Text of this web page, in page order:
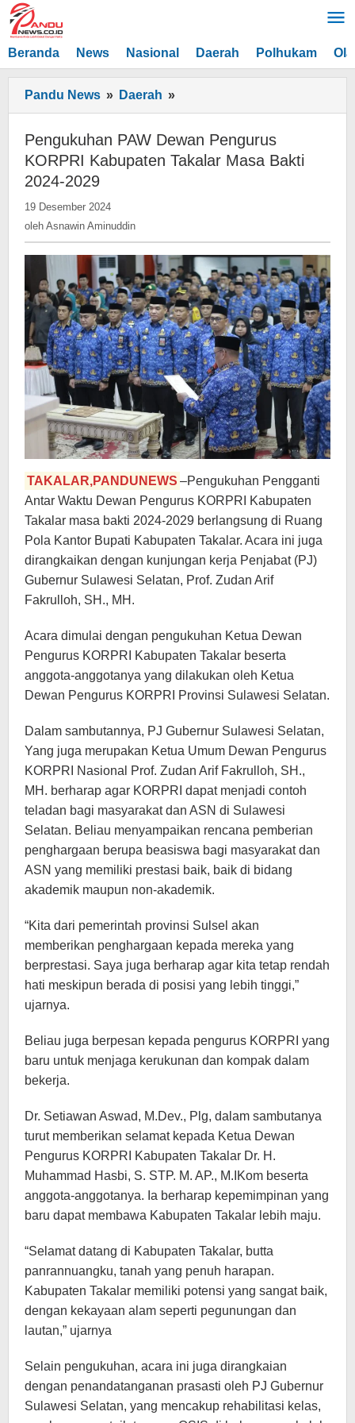
Lewati
ke
konten
Beranda News Nasional Daerah Polhukam
Pandu News » Daerah »
PAW
Dewan
Pengurus
KORPRI
Bakti
2024-
2029
Pengukuhan PAW Dewan Pengurus
KORPRI Kabupaten Takalar Masa Bakti
2024-2029
19 Desember 2024
Asnawin
oleh Asnawin Aminuddin
TAKALAR,PANDUNEWS –Pengukuhan Pengganti
Antar Waktu Dewan Pengurus KORPRI Kabupaten
Takalar masa bakti 2024-2029 berlangsung di Ruang
Pola Kantor Bupati Kabupaten Takalar. Acara ini juga
dirangkaikan dengan kunjungan kerja Penjabat (PJ)
Gubernur Sulawesi Selatan, Prof. Zudan Arif
Fakrulloh, SH., MH.
Acara dimulai dengan pengukuhan Ketua Dewan
Pengurus KORPRI Kabupaten Takalar beserta
anggota-anggotanya yang dilakukan oleh Ketua
Dewan Pengurus KORPRI Provinsi Sulawesi Selatan.
Dalam sambutannya, PJ Gubernur Sulawesi Selatan,
Yang juga merupakan Ketua Umum Dewan Pengurus
KORPRI Nasional Prof. Zudan Arif Fakrulloh, SH.,
MH. berharap agar KORPRI dapat menjadi contoh
teladan bagi masyarakat dan ASN di Sulawesi
Selatan. Beliau menyampaikan rencana pemberian
penghargaan berupa beasiswa bagi masyarakat dan
ASN yang memiliki prestasi baik, baik di bidang
akademik maupun non-akademik.
“Kita dari pemerintah provinsi Sulsel akan
memberikan penghargaan kepada mereka yang
berprestasi. Saya juga berharap agar kita tetap rendah
hati meskipun berada di posisi yang lebih tinggi,”
ujarnya.
Beliau juga berpesan kepada pengurus KORPRI yang
baru untuk menjaga kerukunan dan kompak dalam
bekerja.
Dr. Setiawan Aswad, M.Dev., Plg, dalam sambutanya
turut memberikan selamat kepada Ketua Dewan
Pengurus KORPRI Kabupaten Takalar Dr. H.
Muhammad Hasbi, S. STP. M. AP., M.IKom beserta
anggota-anggotanya. Ia berharap kepemimpinan yang
baru dapat membawa Kabupaten Takalar lebih maju.
“Selamat datang di Kabupaten Takalar, butta
panrannuangku, tanah yang penuh harapan.
Kabupaten Takalar memiliki potensi yang sangat baik,
dengan kekayaan alam seperti pegunungan dan
lautan,” ujarnya
Selain pengukuhan, acara ini juga dirangkaian
dengan penandatanganan prasasti oleh PJ Gubernur
Sulawesi Selatan, yang mencakup rehabilitasi kelas,